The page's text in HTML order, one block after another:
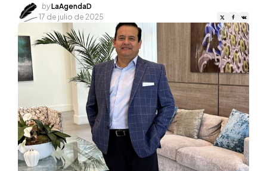
Posted
by
byLaAgendaD
17 de julio de 2025